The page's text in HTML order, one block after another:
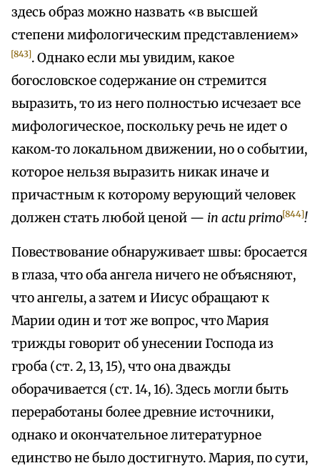
здесь образ можно назвать «в высшей
степени мифологическим представлением»
[843]. Однако если мы увидим, какое
богословское содержание он стремится
выразить, то из него полностью исчезает все
мифологическое, поскольку речь не идет о
каком‑то локальном движении, но о событии,
которое нельзя выразить никак иначе и
причастным к которому верующий человек
должен стать любой ценой — in actu primo[844]!
Повествование обнаруживает швы: бросается
в глаза, что оба ангела ничего не объясняют,
что ангелы, а затем и Иисус обращают к
Марии один и тот же вопрос, что Мария
трижды говорит об унесении Господа из
гроба (ст. 2, 13, 15), что она дважды
оборачивается (ст. 14, 16). Здесь могли быть
переработаны более древние источники,
однако и окончательное литературное
единство не было достигнуто. Мария, по сути,